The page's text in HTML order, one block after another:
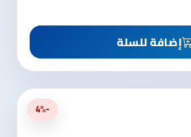
إضافة للسلة
-4%